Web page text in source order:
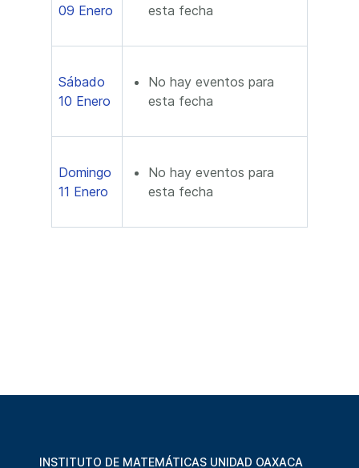
09 Enero
esta fecha
Sábado
10 Enero
No hay eventos para
esta fecha
Domingo
11 Enero
No hay eventos para
esta fecha
INSTITUTO DE MATEMÁTICAS UNIDAD OAXACA